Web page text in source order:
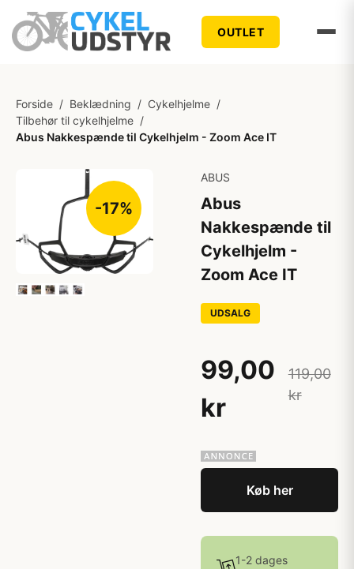
OUTLET
Forside / Beklædning / Cykelhjelme /
Tilbehør til cykelhjelme /
Abus Nakkespænde til Cykelhjelm - Zoom Ace IT
-17%
ABUS
Abus
Nakkespænde til
Cykelhjelm -
Zoom Ace IT
UDSALG
99,00
kr
119,00
kr
Køb her
1-2 dages